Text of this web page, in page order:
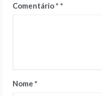
Comentário*
Nome *